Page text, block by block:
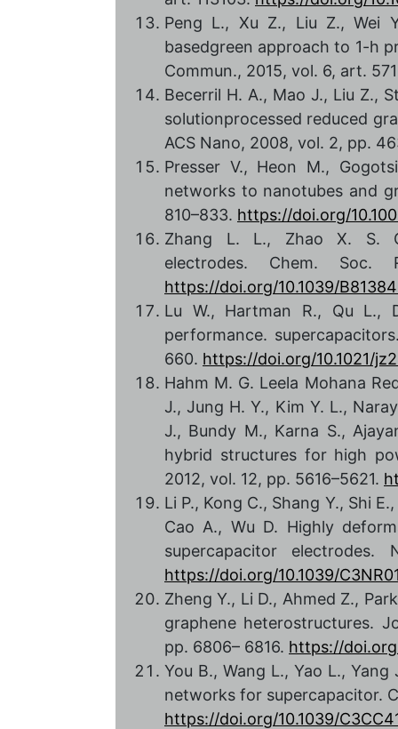
Peng L., Xu Z., Liu Z., Wei
basedgreen approach to 1-h
Commun., 2015, vol. 6, art.
Becerril H. A., Mao J., Liu Z.,
solutionprocessed reduced
ACS Nano, 2008, vol. 2, pp.
Presser V., Heon M.,
networks to nanotubes and
810–833. https://doi.org/
Zhang L. L., Zhao X. S.
electrodes. Chem.
https://doi.org/10.1039/
Lu W., Hartman R., Qu L.,
performance.
660. https://doi.org/10.1021/
Hahm M. G. Leela Mohana
J., Jung H. Y., Kim Y. L.,
J., Bundy M., Karna S.,
hybrid structures for high
2012, vol. 12, pp. 5616–5621.
Li P., Kong C., Shang Y., Shi
Cao A., Wu D. Highly
supercapacitor
https://doi.org/10.1039/
Zheng Y., Li D., Ahmed Z.,
graphene heterostructures.
pp. 6806– 6816. https://
You B., Wang L., Yao L.,
networks for supercapacitor.
https://doi.org/10.1039/